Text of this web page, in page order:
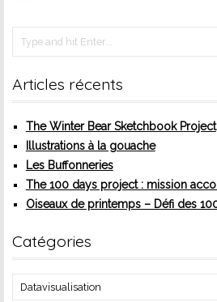
Articles récents
The Winter Bear Sketchbook Project
Illustrations à la gouache
Les Buffonneries
The 100 days project : mission
Oiseaux de printemps – Défi des
Catégories
Catégories